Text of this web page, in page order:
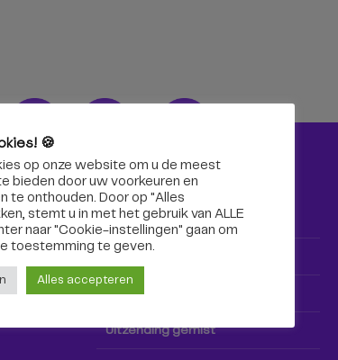
hier,
Radio & TV
Kijk tv
Radio
TV-gids
Uitzending gemist
🍪
op onze website om u de meest
bieden door uw voorkeuren en
te onthouden. Door op "Alles
stemt u in met het gebruik van ALLE
naar "Cookie-instellingen" gaan om
toestemming te geven.
Alles accepteren